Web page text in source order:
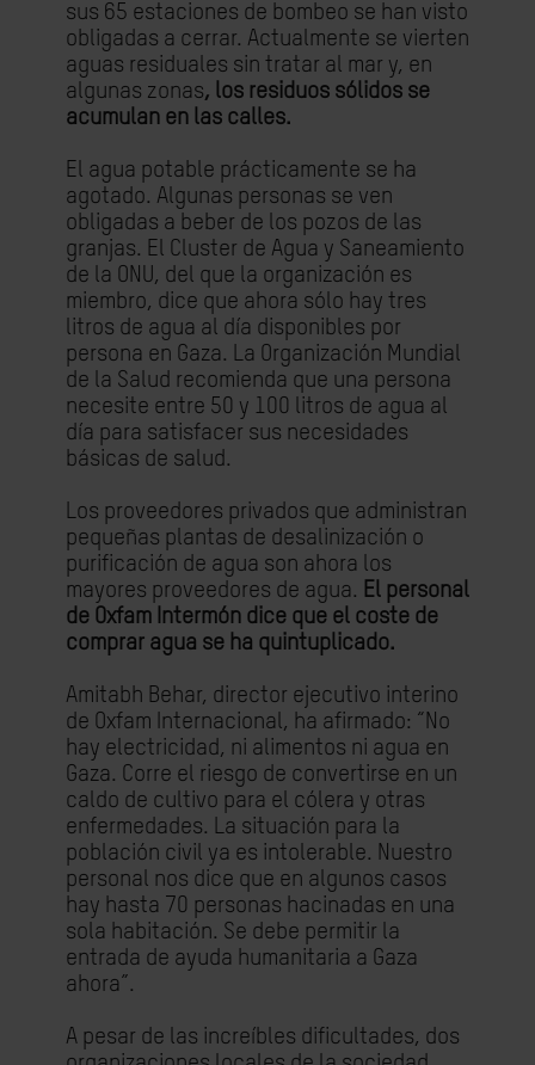
sus 65 estaciones de bombeo se han visto
obligadas a cerrar. Actualmente se vierten
aguas residuales sin tratar al mar y, en
algunas zonas, los residuos sólidos se
acumulan en las calles.
El agua potable prácticamente se ha
agotado. Algunas personas se ven
obligadas a beber de los pozos de las
granjas. El Cluster de Agua y Saneamiento
de la ONU, del que la organización es
miembro, dice que ahora sólo hay tres
litros de agua al día disponibles por
persona en Gaza. La Organización Mundial
de la Salud recomienda que una persona
necesite entre 50 y 100 litros de agua al
día para satisfacer sus necesidades
básicas de salud.
Los proveedores privados que administran
pequeñas plantas de desalinización o
purificación de agua son ahora los
mayores proveedores de agua. El personal
de Oxfam Intermón dice que el coste de
comprar agua se ha quintuplicado.
Amitabh Behar, director ejecutivo interino
de Oxfam Internacional, ha afirmado: “No
hay electricidad, ni alimentos ni agua en
Gaza. Corre el riesgo de convertirse en un
caldo de cultivo para el cólera y otras
enfermedades. La situación para la
población civil ya es intolerable. Nuestro
personal nos dice que en algunos casos
hay hasta 70 personas hacinadas en una
sola habitación. Se debe permitir la
entrada de ayuda humanitaria a Gaza
ahora”.
A pesar de las increíbles dificultades, dos